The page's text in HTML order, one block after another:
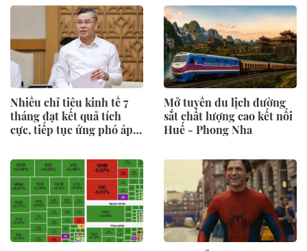
Nhiều chỉ tiêu kinh tế 7
tháng đạt kết quả tích
cực, tiếp tục ứng phó áp
Mở tuyến du lịch đường
sắt chất lượng cao kết nối
Huế - Phong Nha